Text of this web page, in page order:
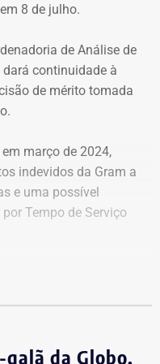
recém-eleito governador
de 2026:
8 de julho.
de Análise de
dará continuidade à
de mérito tomada
março de 2024,
indevidos da Gram a
e uma possível
Tempo de Serviço
pagamento
o pagamento da
da Globo,